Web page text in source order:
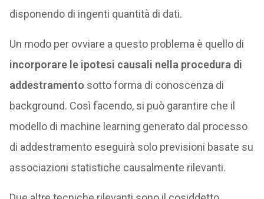
disponendo di ingenti quantità di dati.
Un modo per ovviare a questo problema è quello di
incorporare le ipotesi causali nella procedura di
addestramento sotto forma di conoscenza di
background. Così facendo, si può garantire che il
modello di machine learning generato dal processo
di addestramento eseguirà solo previsioni basate su
associazioni statistiche causalmente rilevanti.